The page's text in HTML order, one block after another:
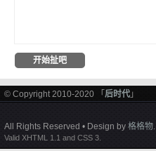
© Copyright 2010-2020 「 后时代 」
All Rights Reserved • Design by 格格物.
Valid XHTML 1.1 and CSS 3.